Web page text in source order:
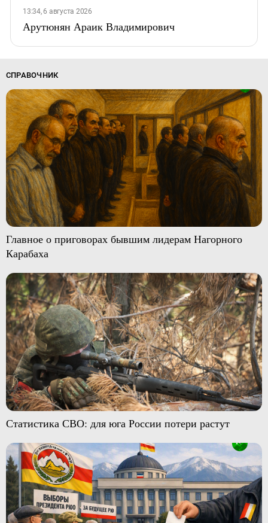
13:34, 6 августа 2026
Арутюнян Араик Владимирович
СПРАВОЧНИК
Главное о приговорах бывшим лидерам Нагорного
Карабаха
Статистика СВО: для юга России потери растут